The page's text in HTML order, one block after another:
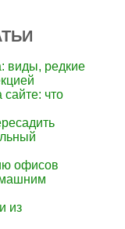
виды, редкие
что
офисов
из